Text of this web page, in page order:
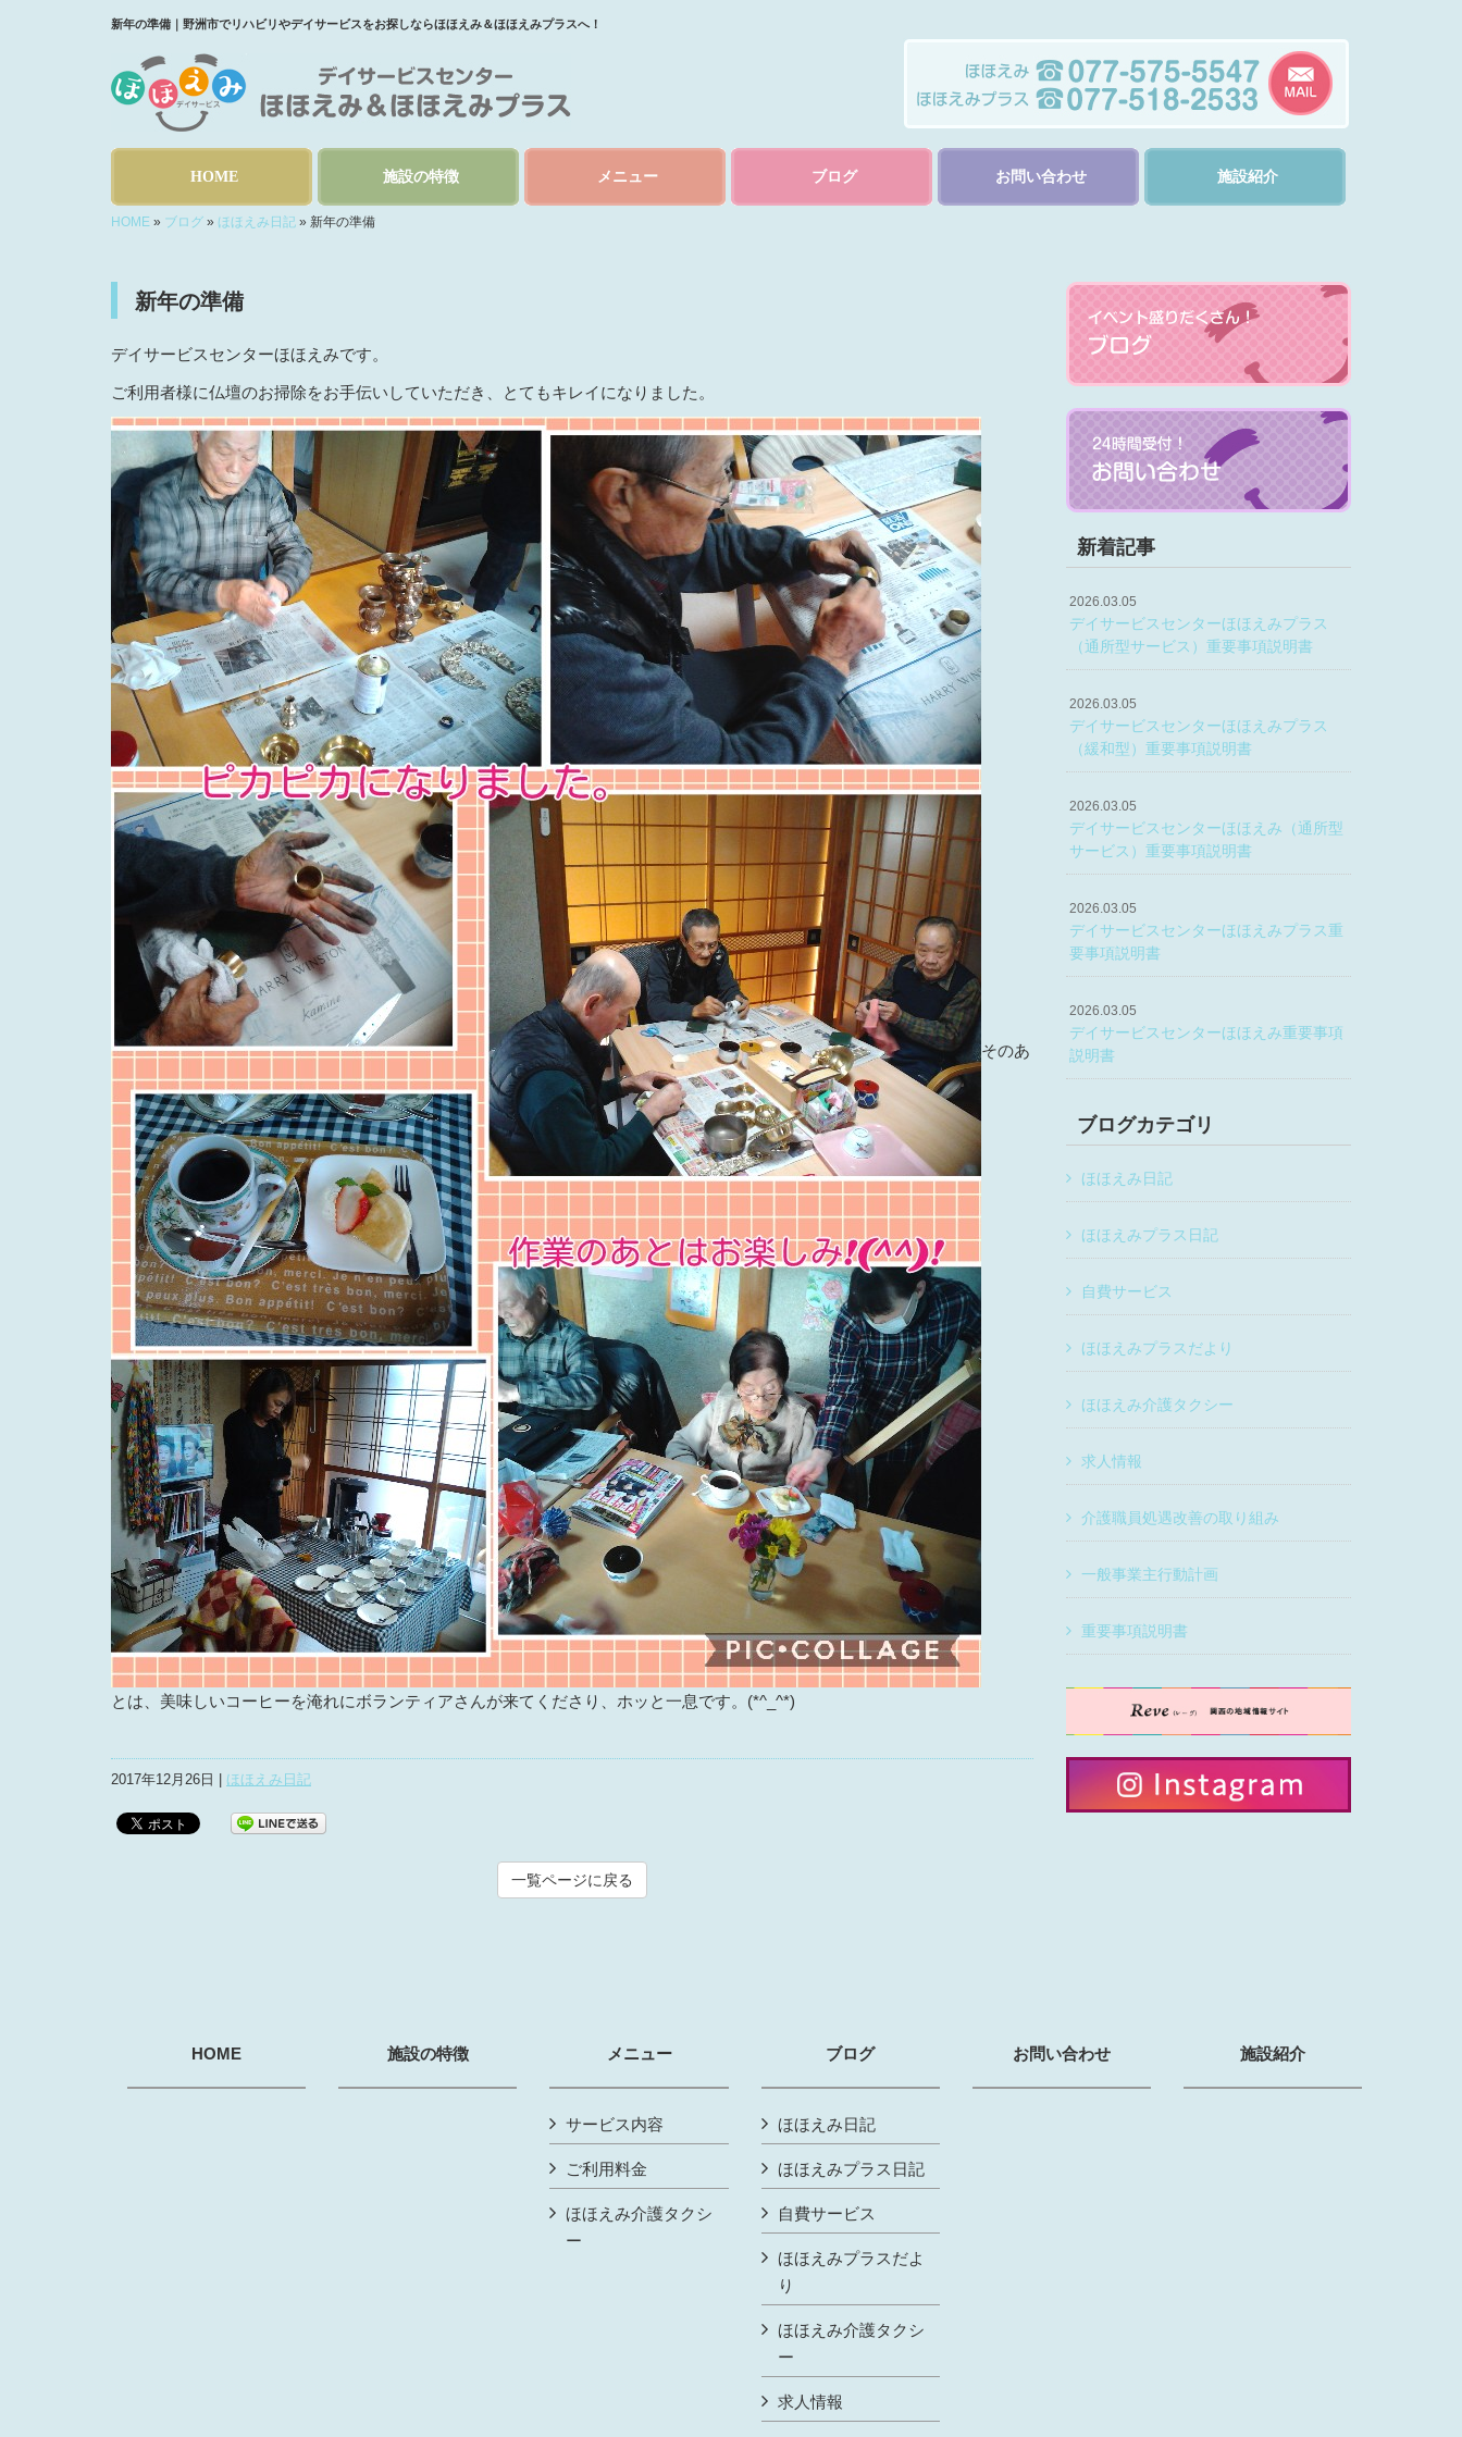
新年の準備｜野洲市でリハビリやデイサービスをお探しならほほえみ＆ほほえみプラスへ！
HOME 施設の特徴 メニュー ブログ お問い合わせ 施設紹介
HOME » ブログ » ほほえみ日記 » 新年の準備
新年の準備
デイサービスセンターほほえみです。
ご利用者様に仏壇のお掃除をお手伝いしていただき、とてもキレイになりました。
そのあ
とは、美味しいコーヒーを淹れにボランティアさんが来てくださり、ホッと一息です。(*^_^*)
2017年12月26日 | ほほえみ日記
一覧ページに戻る
新着記事
2026.03.05
デイサービスセンターほほえみプラス
（通所型サービス）重要事項説明書
2026.03.05
デイサービスセンターほほえみプラス
（緩和型）重要事項説明書
2026.03.05
デイサービスセンターほほえみ（通所型
サービス）重要事項説明書
2026.03.05
デイサービスセンターほほえみプラス重
要事項説明書
2026.03.05
デイサービスセンターほほえみ重要事項
説明書
ブログカテゴリ
ほほえみ日記
ほほえみプラス日記
自費サービス
ほほえみプラスだより
ほほえみ介護タクシー
求人情報
介護職員処遇改善の取り組み
一般事業主行動計画
重要事項説明書
HOME 施設の特徴 メニュー
サービス内容
ご利用料金
ほほえみ介護タクシ
ー
ブログ
ほほえみ日記
ほほえみプラス日記
自費サービス
ほほえみプラスだよ
り
ほほえみ介護タクシ
ー
求人情報
お問い合わせ 施設紹介